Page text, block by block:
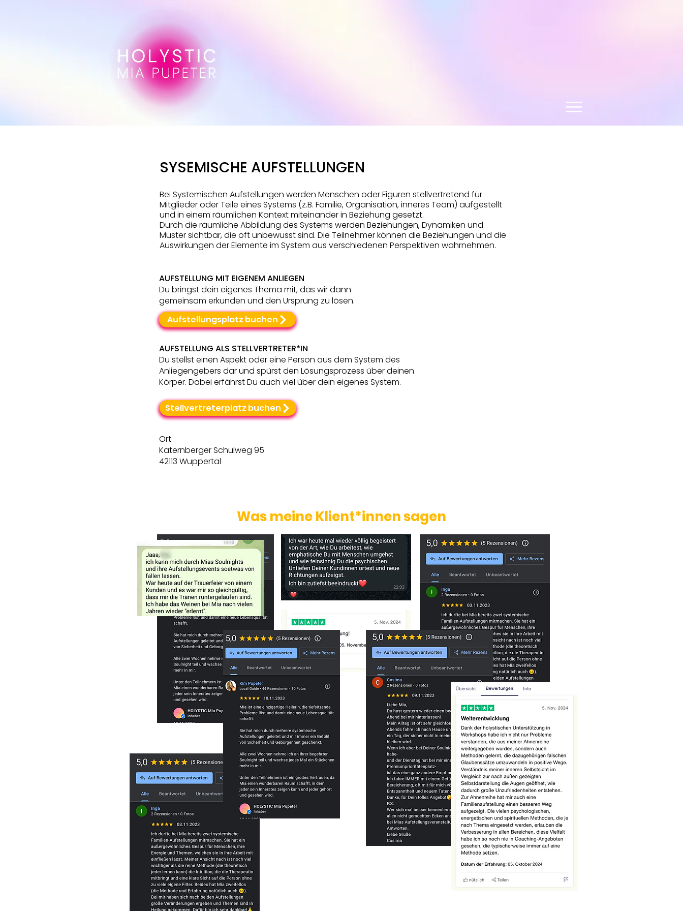
SYSEMISCHE AUFSTELLUNGEN
Bei Systemischen Aufstellungen werden Menschen oder Figuren stellvertretend für
Mitglieder oder Teile eines Systems (z.B. Familie, Organisation, inneres Team) aufgestellt
und in einem räumlichen Kontext miteinander in Beziehung gesetzt.
Durch die räumliche Abbildung des Systems werden Beziehungen, Dynamiken und
Muster sichtbar, die oft unbewusst sind. Die Teilnehmer können die Beziehungen und die
Auswirkungen der Elemente im System aus verschiedenen Perspektiven wahrnehmen.
AUFSTELLUNG MIT EIGENEM ANLIEGEN
Du bringst dein eigenes Thema mit, das wir dann
gemeinsam erkunden und den Ursprung zu lösen.
AUFSTELLUNG ALS STELLVERTRETER*IN
Du stellst einen Aspekt oder eine Person aus dem System des
Anliegengebers dar und spürst den Lösungsprozess über deinen
Körper. Dabei erfährst Du auch viel über dein eigenes System.
Ort:
Katernberger Schulweg 95
42113 Wuppertal
Aufstellungsplatz buchen
Stellvertreterplatz buchen
Was meine Klient*innen sagen